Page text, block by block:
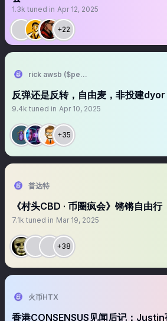
1.3k tuned in Apr 12, 2025
+22
rick awsb ($people, $people)
反弹还是反转，自由麦，非投建dyor
9.4k tuned in Apr 10, 2025
+35
普达特
《村头CBD · 币圈疯会》锵锵自由行
7.1k tuned in Mar 19, 2025
+38
火币HTX
香港CONSENSUS见闻后记：